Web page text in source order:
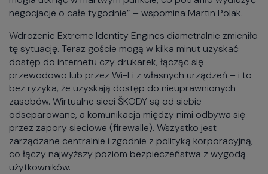
negocjacje o całe tygodnie” – wspomina Martin Polak.
Wdrożenie Extreme Identity Engines diametralnie zmieniło
tę sytuację. Teraz goście mogą w kilka minut uzyskać
dostęp do internetu czy drukarek, łącząc się
przewodowo lub przez Wi-Fi z własnych urządzeń – i to
bez ryzyka, że uzyskają dostęp do nieuprawnionych
zasobów. Wirtualne sieci ŠKODY są od siebie
odseparowane, a komunikacja między nimi odbywa się
przez zapory sieciowe (firewalle). Wszystko jest
zarządzane centralnie i zgodnie z polityką korporacyjną,
co łączy najwyższy poziom bezpieczeństwa z wygodą
użytkowników.